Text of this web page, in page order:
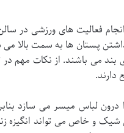
فعالیت های ورزشی در
پستان ها به سمت بالا
بند می باشند. از نکات مهم
لباس میسر می سازد
و خاص می تواند انگیزه